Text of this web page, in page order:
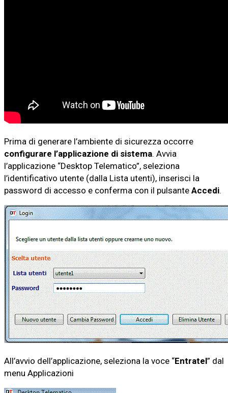
Prima di generare l’ambiente di sicurezza occorre
configurare l’applicazione di sistema. Avvia
l’applicazione “Desktop Telematico”, seleziona
l’identificativo utente (dalla Lista utenti), inserisci la
password di accesso e conferma con il pulsante Accedi.
All’avvio dell’applicazione, seleziona la voce “Entratel” dal
menu Applicazioni